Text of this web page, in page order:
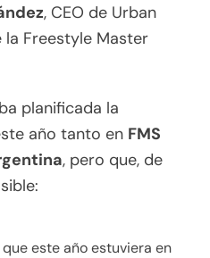
, CEO de Urban
Freestyle Master
planificada la
año tanto en FMS
, pero que, de
este año estuviera en